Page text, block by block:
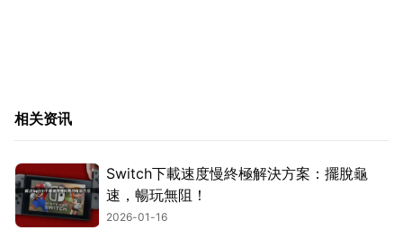
相关资讯
Switch下載速度慢終極解決方案：擺脫龜
速，暢玩無阻！
2026-01-16